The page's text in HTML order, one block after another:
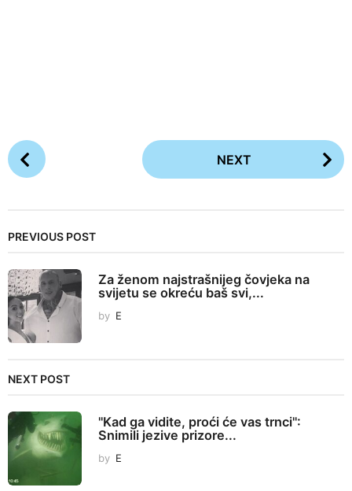
P
o
P
g
i
n
a
i
n
NEXT
PREVIOUS POST
Za ženom najstrašnijeg čovjeka na
svijetu se okreću baš svi,...
by E
NEXT POST
''Kad ga vidite, proći će vas trnci'':
Snimili jezive prizore...
by E